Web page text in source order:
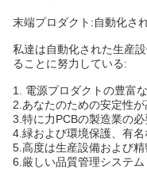
末端プロダクト:自動化さ
私達は自動化された生産
ることに努力している:
1. 電源プロダクトの豊富
2.あなたのための安定性
3.特に力PCBの製造業の
4.緑および環境保護、有
5.高度は生産設備および
6.厳しい品質管理システム